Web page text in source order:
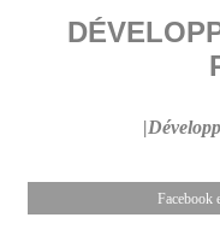
Facebook